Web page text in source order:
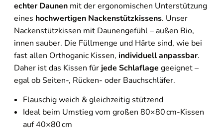
echter Daunen mit der ergonomischen Unterstützung
eines hochwertigen Nackenstützkissens. Unser
Nackenstützkissen mit Daunengefühl – außen Bio,
innen sauber. Die Füllmenge und Härte sind, wie bei
fast allen Orthoganic Kissen, individuell anpassbar.
Daher ist das Kissen für jede Schlaflage geeignet –
egal ob Seiten-, Rücken- oder Bauchschläfer.
Flauschig weich & gleichzeitig stützend
Ideal beim Umstieg vom großen 80×80 cm-Kissen
auf 40×80 cm